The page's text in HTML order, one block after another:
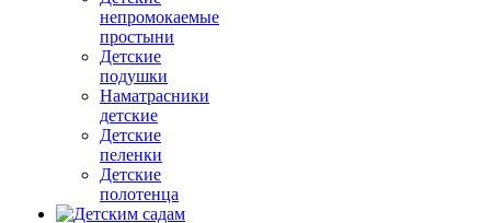
непромокаемые
простыни
Детские
подушки
Наматрасники
детские
Детские
пеленки
Детские
полотенца